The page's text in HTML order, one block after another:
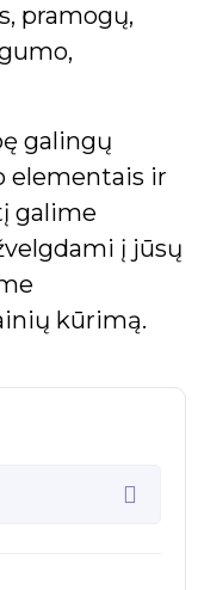
pramogų,
galingų
elementais ir
galime
į jūsų
kūrimą.